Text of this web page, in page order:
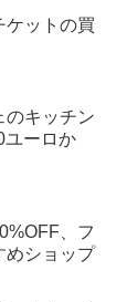
ケットの買
のキッチン
ユーロか
、フ
めショップ